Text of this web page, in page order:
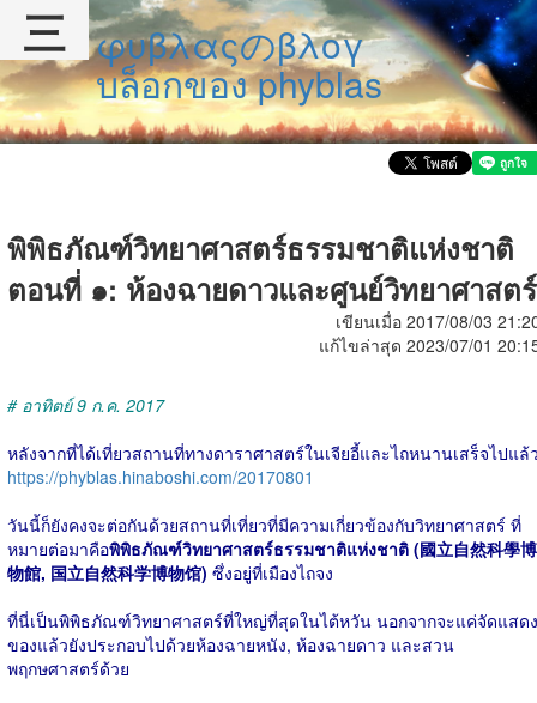
φυβλαςのβλογ
บล็อกของ phyblas
พิพิธภัณฑ์วิทยาศาสตร์ธรรมชาติแห่งชาติ
ตอนที่ ๑: ห้องฉายดาวและศูนย์วิทยาศาสตร์
เขียนเมื่อ 2017/08/03
แก้ไขล่าสุด 2023/07/01
# อาทิตย์ 9 ก.ค. 2017
หลังจากที่ได้เที่ยวสถานที่ทางดาราศาสตร์ในเจียอี้และไถหนานเสร็จไปแล้
https://phyblas.hinaboshi.com/20170801
วันนี้ก็ยังคงจะต่อกันด้วยสถานที่เที่ยวที่มีความเกี่ยวข้องกับวิทยาศาสตร์ ที่
หมายต่อมาคือพิพิธภัณฑ์วิทยาศาสตร์ธรรมชาติแห่งชาติ (國立自然科學博
物館, 国立自然科学博物馆) ซึ่งอยู่ที่เมืองไถจง
ที่นี่เป็นพิพิธภัณฑ์วิทยาศาสตร์ที่ใหญ่ที่สุดในไต้หวัน นอกจากจะแค่จัดแสดง
ของแล้วยังประกอบไปด้วยห้องฉายหนัง, ห้องฉายดาว และสวน
พฤกษศาสตร์ด้วย
三